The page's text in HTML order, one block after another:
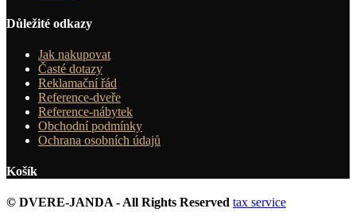
Důležité odkazy
Jak nakupovat
Časté dotazy
Reklamační řád
Reference-dveře
Reference-nábytek
Obchodní podmínky
Ochrana osobních údajů
Košík
© DVERE-JANDA - All Rights Reserved tax service